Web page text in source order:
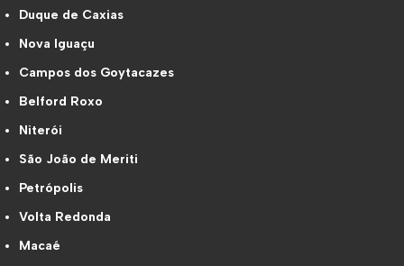
Duque de Caxias
Nova Iguaçu
Campos dos Goytacazes
Belford Roxo
Niterói
São João de Meriti
Petrópolis
Volta Redonda
Macaé